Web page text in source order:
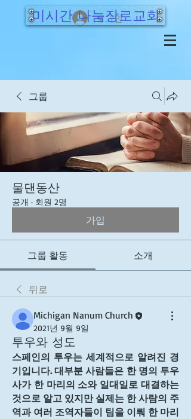
로그인
미시간 나눔장로교회
그룹
물댄동산
공개 · 회원 2명
가입
그룹 활동 소개
뒤로
Michigan Nanum Church
2021년 9월 9일
투우와 성도
스페인의 투우는 세계적으로 알려진 경
기입니다. 대부분 사람들은 한 명의 투우
사가 한 마리의 소와 일대일로 대결하는
것으로 알고 있지만 실제는 한 사람의 주
역과 여러 조역자들이 팀을 이뤄 한 마리